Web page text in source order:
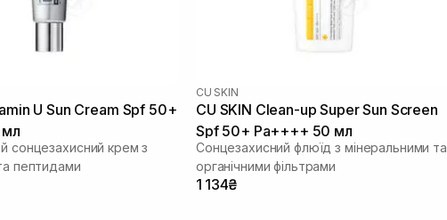
U Sun Cream Spf 50+
сонцезахисний крем з
пептидами
CU SKIN
CU SKIN Clean-up Super Sun Screen
Spf 50+ Pa++++ 50 мл
Сонцезахисний флюїд з мінеральними та
органічними фільтрами
1 134₴